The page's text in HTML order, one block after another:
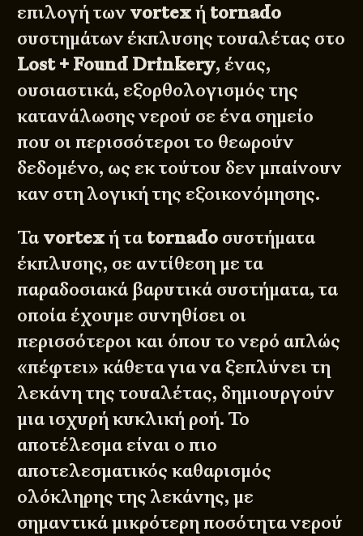
επιλογή των vortexή tornado
συστημάτων έκπλυσης τουαλέτας στο
Lost + Found Drinkery, ένας,
ουσιαστικά, εξορθολογισμός της
κατανάλωσης νερού σε ένα σημείο
που οι περισσότεροι το θεωρούν
δεδομένο, ως εκ τούτου δεν μπαίνουν
καν στη λογική της εξοικονόμησης.
Τα vortexή τα tornado συστήματα
έκπλυσης, σε αντίθεση με τα
παραδοσιακά βαρυτικά συστήματα, τα
οποία έχουμε συνηθίσει οι
περισσότεροι και όπου το νερό απλώς
«πέφτει» κάθετα για να ξεπλύνει τη
λεκάνη της τουαλέτας, δημιουργούν
μια ισχυρή κυκλική ροή. Το
αποτέλεσμα είναι ο πιο
αποτελεσματικός καθαρισμός
ολόκληρης της λεκάνης, με
σημαντικά μικρότερη ποσότητα νερού